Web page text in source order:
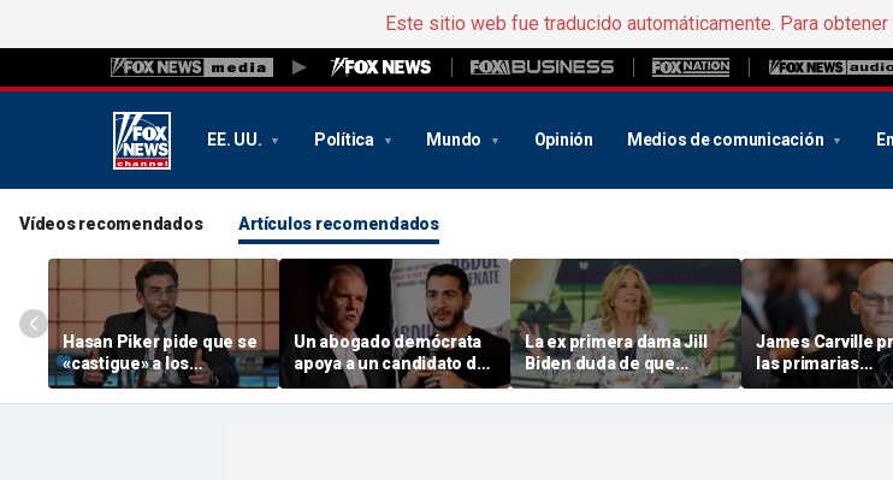
Este sitio web fue traducido automáticamente. Para
EE. UU. Política Mundo Opinión Medios de comunicación
Vídeos recomendados Artículos recomendados
Hasan Piker pide que se
«castigue» a los
demócratas que se
oponen a Abdul El-
Un abogado demócrata
apoya a un candidato de
« GOP » en la carrera por
la « Michigan » contra El-
La ex primera dama Jill
Biden duda de que
llegue a ver a una mujer
como presidenta en lo
James Carville
las primarias
demócratas de
pondrán a